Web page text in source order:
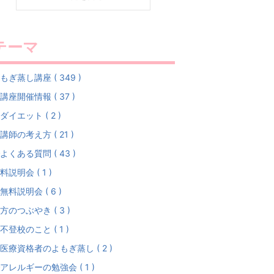
ーマ
ぎ蒸し講座 ( 349 )
座開催情報 ( 37 )
イエット ( 2 )
師の考え方 ( 21 )
くある質問 ( 43 )
説明会 ( 1 )
料説明会 ( 6 )
のつぶやき ( 3 )
登校のこと ( 1 )
療資格者のよもぎ蒸し ( 2 )
レルギーの勉強会 ( 1 )